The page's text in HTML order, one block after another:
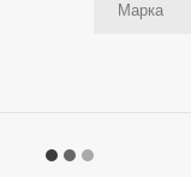
Марка